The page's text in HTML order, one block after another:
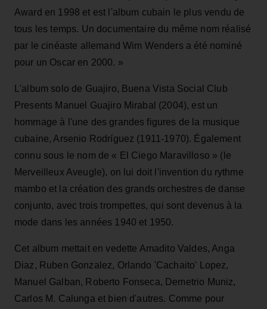
Award en 1998 et est l'album cubain le plus vendu de
tous les temps. Un documentaire du même nom réalisé
par le cinéaste allemand Wim Wenders a été nominé
pour un Oscar en 2000. »
L'album solo de Guajiro, Buena Vista Social Club
Presents Manuel Guajiro Mirabal (2004), est un
hommage à l'une des grandes figures de la musique
cubaine, Arsenio Rodríguez (1911-1970). Également
connu sous le nom de « El Ciego Maravilloso » (le
Merveilleux Aveugle), on lui doit l'invention du rythme
mambo et la création des grands orchestres de danse
conjunto, avec trois trompettes, qui sont devenus à la
mode dans les années 1940 et 1950.
Cet album mettait en vedette Amadito Valdes, Anga
Diaz, Ruben Gonzalez, Orlando 'Cachaito' Lopez,
Manuel Galban, Roberto Fonseca, Demetrio Muniz,
Carlos M. Calunga et bien d'autres. Comme pour